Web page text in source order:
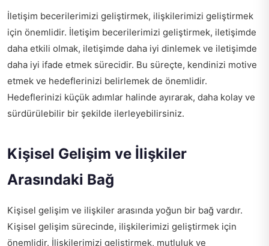
İletişim becerilerimizi geliştirmek, ilişkilerimizi geliştirmek
için önemlidir. İletişim becerilerimizi geliştirmek, iletişimde
daha etkili olmak, iletişimde daha iyi dinlemek ve iletişimde
daha iyi ifade etmek sürecidir. Bu süreçte, kendinizi motive
etmek ve hedeflerinizi belirlemek de önemlidir.
Hedeflerinizi küçük adımlar halinde ayırarak, daha kolay ve
sürdürülebilir bir şekilde ilerleyebilirsiniz.
Kişisel Gelişim ve İlişkiler
Arasındaki Bağ
Kişisel gelişim ve ilişkiler arasında yoğun bir bağ vardır.
Kişisel gelişim sürecinde, ilişkilerimizi geliştirmek için
önemlidir. İlişkilerimizi geliştirmek, mutluluk ve